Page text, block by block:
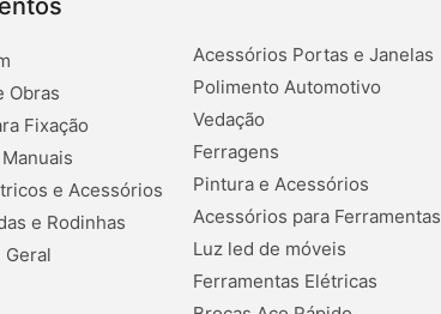
Obras
Fixação
e Acessórios
e Rodinhas
Geral
Acessórios Portas e Janelas
Polimento Automotivo
Vedação
Ferragens
Pintura e Acessórios
Acessórios para Ferramentas
Luz led de móveis
Ferramentas Elétricas